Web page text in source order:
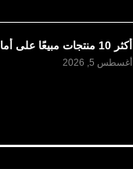
أكثر 10 منتجات مبيعًا على أمازون
أغسطس 5, 2026